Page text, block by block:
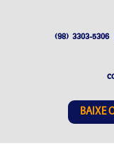
(98) 3303-
BAIXE